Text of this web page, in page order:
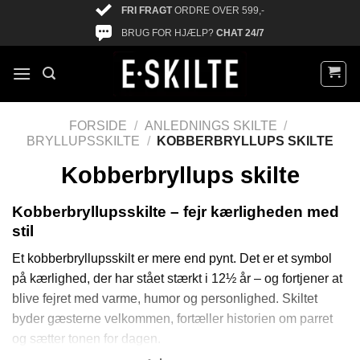
FRI FRAGTORDRE OVER 599,-
BRUG FOR HJÆLP? CHAT 24/7
Kobberbryllups skilte
FORSIDE / ANLEDNINGS SKILTE /
BRYLLUPSSKILTE / KOBBERBRYLLUPS SKILTE
Kobberbryllupsskilte – fejr kærligheden med
stil
Et kobberbryllupsskilt er mere end pynt. Det er et symbol
på kærlighed, der har stået stærkt i 12½ år – og fortjener at
blive fejret med varme, humor og personlighed. Skiltet
byder gæsterne velkommen, fortæller historien om parret
og sætter tonen for dagen.